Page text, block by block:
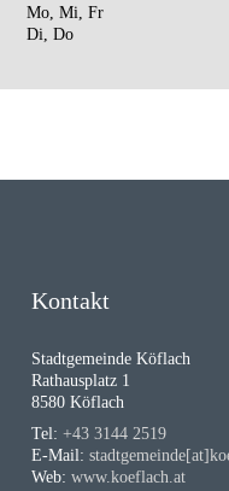
Mo, Mi, Fr
Di, Do
Kontakt
Stadtgemeinde Köflach
Rathausplatz 1
8580 Köflach
Tel:+43 3144 2519
E-Mail:
Web:www.koeflach.at